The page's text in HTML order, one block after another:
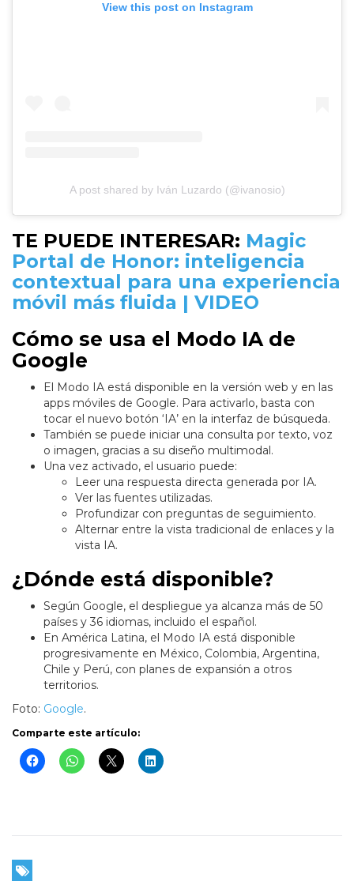
View this post on Instagram
A post shared by Iván Luzardo (@ivanosio)
TE PUEDE INTERESAR: Magic
Portal de Honor: inteligencia
contextual para una experiencia
móvil más fluida | VIDEO
Cómo se usa el Modo IA de
Google
El Modo IA está disponible en la versión web y en las
apps móviles de Google. Para activarlo, basta con
tocar el nuevo botón ‘IA’ en la interfaz de búsqueda.
También se puede iniciar una consulta por texto, voz
o imagen, gracias a su diseño multimodal.
Una vez activado, el usuario puede:
Leer una respuesta directa generada por IA.
Ver las fuentes utilizadas.
Profundizar con preguntas de seguimiento.
Alternar entre la vista tradicional de enlaces y la
vista IA.
¿Dónde está disponible?
Según Google, el despliegue ya alcanza más de 50
países y 36 idiomas, incluido el español.
En América Latina, el Modo IA está disponible
progresivamente en México, Colombia, Argentina,
Chile y Perú, con planes de expansión a otros
territorios.
Foto: Google.
Comparte este artículo: